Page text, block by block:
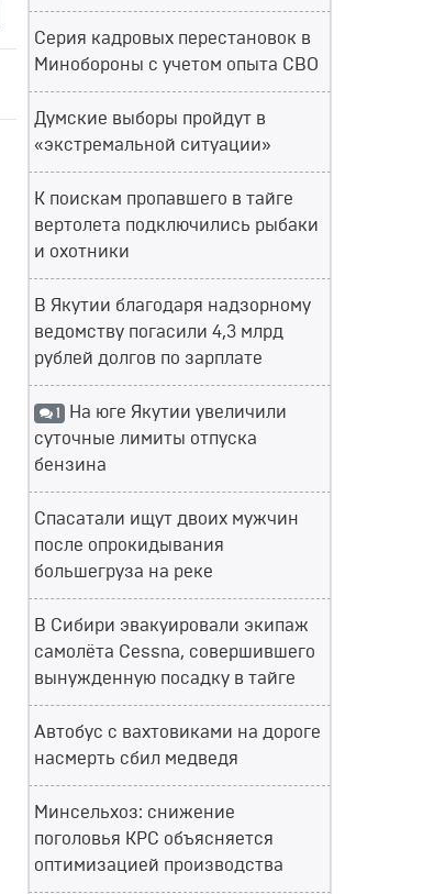
Серия кадровых перестановок в
Минобороны с учетом опыта СВО
Думские выборы пройдут в
«экстремальной ситуации»
К поискам пропавшего в тайге
вертолета подключились рыбаки
и охотники
В Якутии благодаря надзорному
ведомству погасили 4,3 млрд
рублей долгов по зарплате
1 На юге Якутии увеличили
суточные лимиты отпуска
бензина
Спасатали ищут двоих мужчин
после опрокидывания
большегруза на реке
В Сибири эвакуировали экипаж
самолёта Cessna, совершившего
вынужденную посадку в тайге
Автобус с вахтовиками на дороге
насмерть сбил медведя
Минсельхоз: снижение
поголовья КРС объясняется
оптимизацией производства